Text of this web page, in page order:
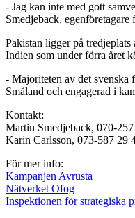
- Jag kan inte med gott
Smedjeback,
Pakistan ligger på
Indien som under förra året
- Majoriteten av det
Småland och engagerad i
Kontakt:
Martin Smedjeback, 070-
Karin Carlsson, 073-587 29
För mer info:
Kampanjen Avrusta
Nätverket Ofog
Inspektionen för strategiska